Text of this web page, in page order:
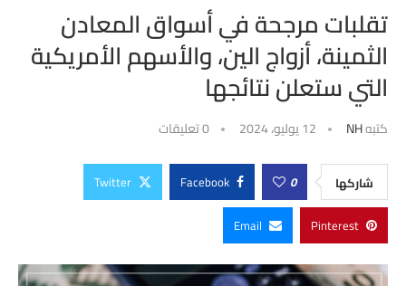
تقلبات مرجحة في أسواق المعادن
الثمينة، أزواج الين، والأسهم الأمريكية
التي ستعلن نتائجها
كتبهNH 12 يوليو، 2024 0 تعليقات
شاركها 0
Facebook
Twitter
Pinterest
Email